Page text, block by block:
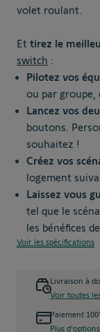
volet roulant.
Et tirez le
switch :
Pilotez vos
ou par groupe,
Lancez vos
boutons.
souhaitez !
Créez vos
logement
Laissez vous
tel que le
les bénéfices
Voir les spécifications
Livraison à
Voir toutes
Paiement
Plus